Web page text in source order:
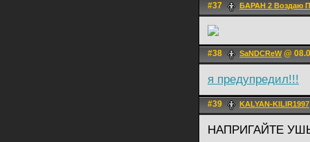
#37 БАРАН 2 Воздаю
#38 SaNDCReW@
я предупредил!!!
#39 KALYAN-KILIR1997
НАПРИГАЙТЕ